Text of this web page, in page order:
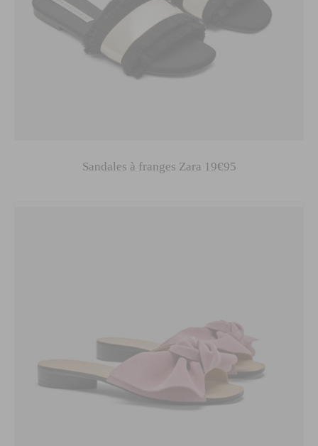
Sandales à franges Zara 19€95